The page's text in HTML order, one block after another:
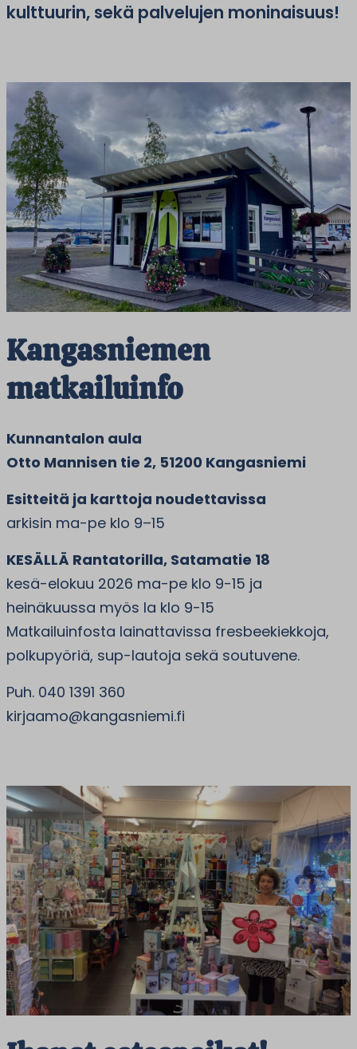
kulttuurin, sekä palvelujen moninaisuus!
Kangasniemen
matkailuinfo
Kunnantalon aula
Otto Mannisen tie 2, 51200 Kangasniemi
Esitteitä ja karttoja noudettavissa
arkisin ma-pe klo 9–15
KESÄLLÄ Rantatorilla, Satamatie 18
kesä-elokuu 2026 ma-pe klo 9-15 ja
heinäkuussa myös la klo 9-15
Matkailuinfosta lainattavissa fresbeekiekkoja,
polkupyöriä, sup-lautoja sekä soutuvene.
Puh. 040 1391 360
kirjaamo@kangasniemi.fi